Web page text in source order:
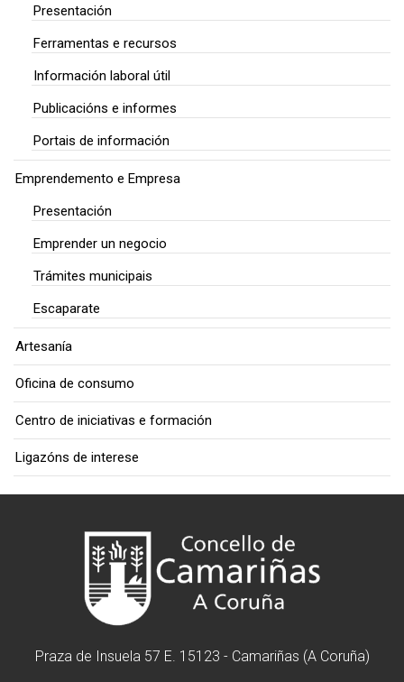
Presentación
Ferramentas e recursos
Información laboral útil
Publicacións e informes
Portais de información
Emprendemento e Empresa
Presentación
Emprender un negocio
Trámites municipais
Escaparate
Artesanía
Oficina de consumo
Centro de iniciativas e formación
Ligazóns de interese
Praza de Insuela 57 E. 15123 - Camariñas (A Coruña)